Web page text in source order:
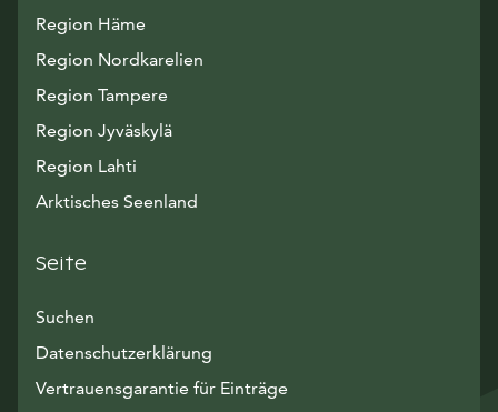
Region Häme
Region Nordkarelien
Region Tampere
Region Jyväskylä
Region Lahti
Arktisches Seenland
Seite
Suchen
Datenschutzerklärung
Vertrauensgarantie für Einträge